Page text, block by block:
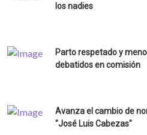
los nadies
Parto respetado y
debatidos en comisión
Avanza el cambio de
"José Luis Cabezas"